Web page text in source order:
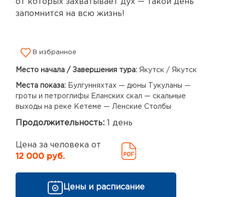
от которых захватывает дух — такой день
запомнится на всю жизнь!
В избранное
Место начала / Завершения тура: Якутск / Якутск
Места показа: Булгунняхтах — дюны Тукуланы —
гроты и петроглифы Еланских скал — скальные
выходы на реке Кетеме — Ленские Столбы
Продолжительность: 1 день
Цена за человека от
12 000 руб.
Цены и расписание